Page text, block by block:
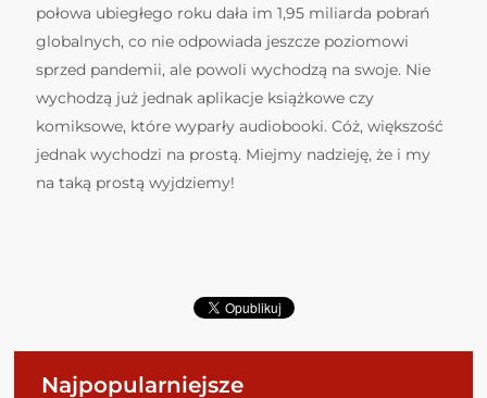
połowa ubiegłego roku dała im 1,95 miliarda pobrań
globalnych, co nie odpowiada jeszcze poziomowi
sprzed pandemii, ale powoli wychodzą na swoje. Nie
wychodzą już jednak aplikacje książkowe czy
komiksowe, które wyparły audiobooki. Cóż, większość
jednak wychodzi na prostą. Miejmy nadzieję, że i my
na taką prostą wyjdziemy!
Najpopularniejsze